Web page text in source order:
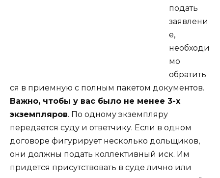
подать
заявлени
е,
необходи
мо
обратить
ся в приемную с полным пакетом документов.
Важно, чтобы у вас было не менее 3-х
экземпляров. По одному экземпляру
передается суду и ответчику. Если в одном
договоре фигурирует несколько дольщиков,
они должны подать коллективный иск. Им
придется присутствовать в суде лично или